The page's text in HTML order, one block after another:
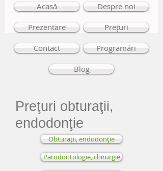
Acasă Despre noi
Prezentare Prețuri
Contact Programări
Blog
Preţuri obturaţii,
endodonţie
Obturaţii, endodonţie
Parodontologie, chirurgie